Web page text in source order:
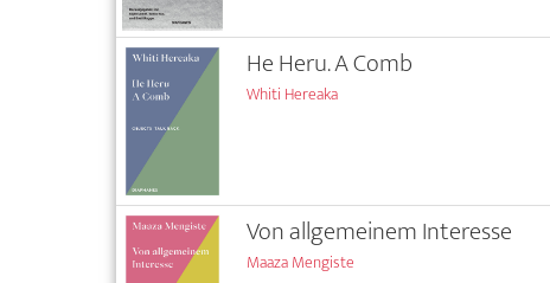
He Heru. A Comb
Whiti Hereaka
Von allgemeinem Interesse
Maaza Mengiste